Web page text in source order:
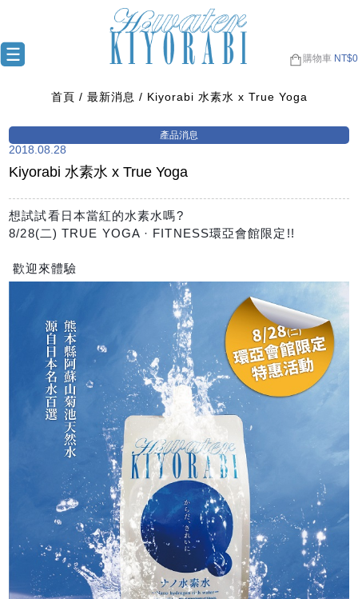
購物車 NT$0
首頁 最新消息 Kiyorabi 水素水 x True Yoga
2018.08.28
Kiyorabi 水素水 x True Yoga
想試試看日本當紅的水素水嗎?
8/28(二) TRUE YOGA · FITNESS環亞會館限定!!
歡迎來體驗